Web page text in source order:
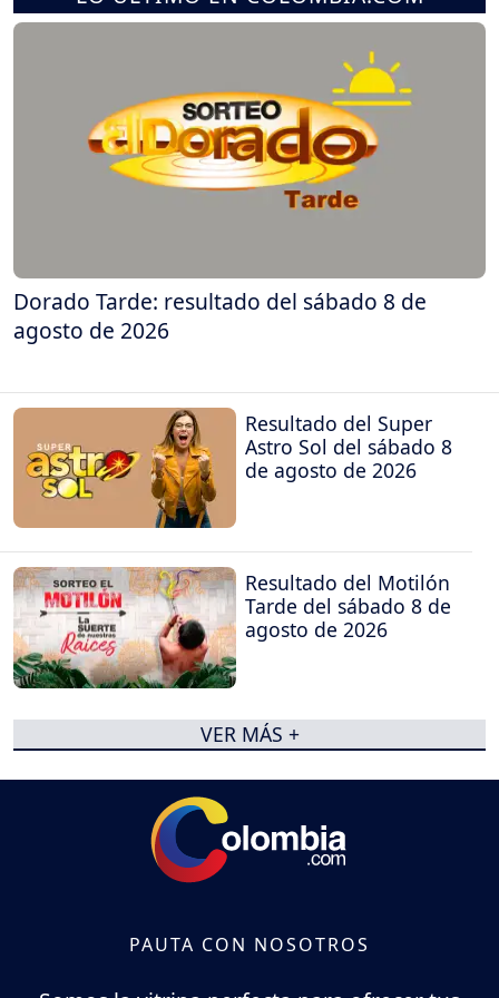
Dorado Tarde: resultado del sábado 8 de
agosto de 2026
Resultado del Super
Astro Sol del sábado 8
de agosto de 2026
Resultado del Motilón
Tarde del sábado 8 de
agosto de 2026
VER MÁS +
PAUTA CON NOSOTROS